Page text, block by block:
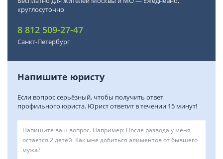
круглосуточно
8 812 509-27-47
Санкт-Петербург
Напишите юристу
Если вопрос серьёзный, чтобы получить ответ
профильного юриста. Юрист ответит в течении 15 минут!